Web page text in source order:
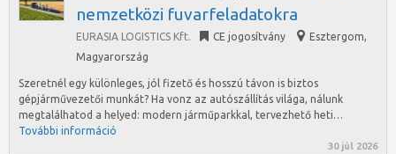
nemzetközi fuvarfeladatokra
EURASIA LOGISTICS Kft. CE jogosítvány Esztergom,
Magyarország
Szeretnél egy különleges, jól fizető és hosszú távon is biztos
gépjárművezetői munkát? Ha vonz az autószállítás világa, nálunk
megtalálhatod a helyed: modern járműparkkal, tervezhető heti…
További információ
30 júl 2026